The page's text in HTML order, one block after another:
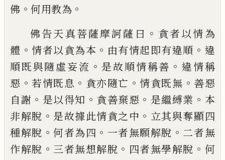
佛 。 何用教為 。
佛告天真菩薩摩訶薩曰 。 貪者以情為
體 。 情者以貪為本 。 由有情起即有違順 。 違
順既與隨虛妄流 。 是故順情稱善 。 違情稱
惡 。若情既息 。 貪亦隨亡 。 情貪既無 。 善惡
自謝 。 是以得知 。 貪善棄惡 。 是繼縛業 。 本
非解脫 。 是故據此情貪之中 。 立其與奪顯四
種解脫 。何者為四 。 一者無願解脫 。 二者無
作解脫 。 三者無想解脫 。 四者無學解脫 。 何